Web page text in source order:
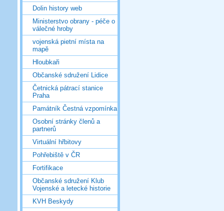
Dolin history web
Ministerstvo obrany - péče o
válečné hroby
vojenská pietní místa na
mapě
Hloubkaři
Občanské sdružení Lidice
Četnická pátrací stanice
Praha
Památník Čestná vzpomínka
Osobní stránky členů a
partnerů
Virtuální hřbitovy
Pohřebiště v ČR
Fortifikace
Občanské sdružení Klub
Vojenské a letecké historie
KVH Beskydy